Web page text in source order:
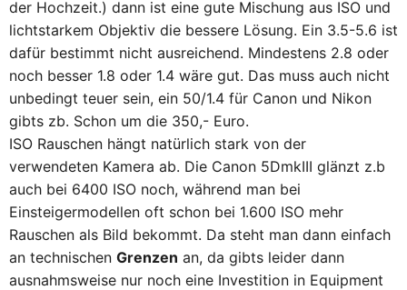
der Hochzeit.) dann ist eine gute Mischung aus ISO und
lichtstarkem Objektiv die bessere Lösung. Ein 3.5-5.6 ist
dafür bestimmt nicht ausreichend. Mindestens 2.8 oder
noch besser 1.8 oder 1.4 wäre gut. Das muss auch nicht
unbedingt teuer sein, ein 50/1.4 für Canon und Nikon
gibts zb. Schon um die 350,- Euro.
ISO Rauschen hängt natürlich stark von der
verwendeten Kamera ab. Die Canon 5DmkIII glänzt z.b
auch bei 6400 ISO noch, während man bei
Einsteigermodellen oft schon bei 1.600 ISO mehr
Rauschen als Bild bekommt. Da steht man dann einfach
an technischen Grenzen an, da gibts leider dann
ausnahmsweise nur noch eine Investition in Equipment